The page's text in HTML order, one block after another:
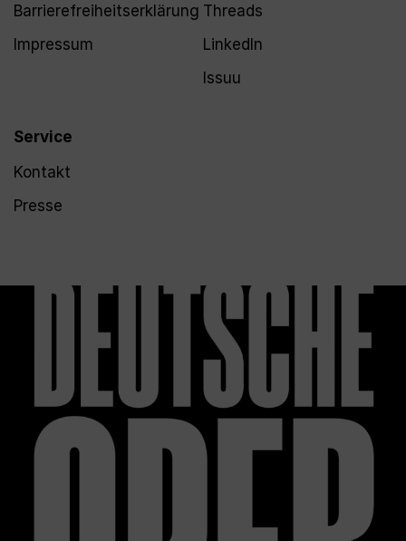
Barrierefreiheitserklärung
Impressum
Service
Kontakt
Presse
Threads
LinkedIn
Issuu